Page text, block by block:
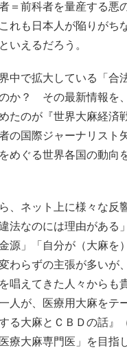
＝前科者を量産する悪
れも日本人が陥りがち
いえるだろう。
中で拡大している「合
か？ その最新情報を
たのが『世界大麻経済
の国際ジャーナリスト
めぐる世界各国の動向
、ネット上に様々な反
法なのには理由がある
源」「自分が（大麻を
わらずの主張が多いが
唱えてきた人々からも
人が、医療用大麻をテ
る大麻とＣＢＤの話』
療大麻専門医」を目指